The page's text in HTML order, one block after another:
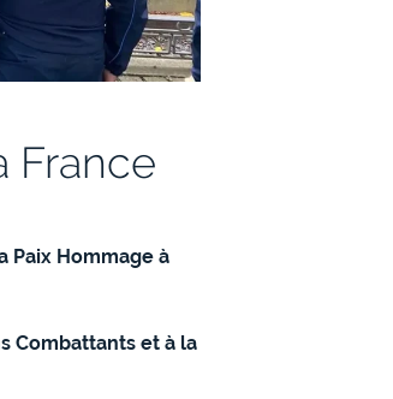
France
Paix Hommage à
Combattants et à la